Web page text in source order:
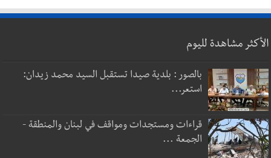
الأكثر مشاهدة لليوم
بالصور : بلدية صيدا تستقبل السيد محمد زيدان:
استعر...
قراءات ومستجدات ومواقف في لبنان والمنطقة -
الجمعة ...